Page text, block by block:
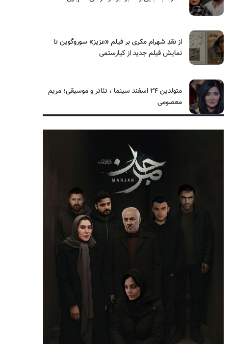
از نقدِ شهرام مکری بر فیلم «عزیز» سوروگوین تا
نمایش فیلم جدید از کیارستمی
متولدین ۲۴ اسفند سینما ، تئاتر و موسیقی؛ مریم
معصومی